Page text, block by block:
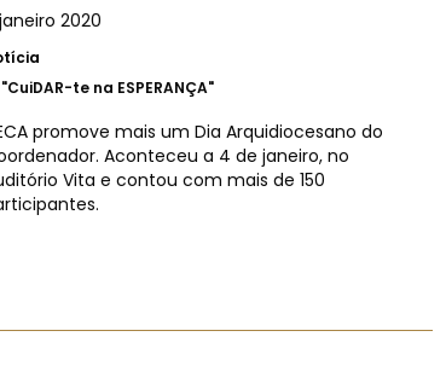
2020
"CuiDAR-te na ESPERANÇA"
promove mais um Dia Arquidiocesano do
Aconteceu a 4 de janeiro, no
Vita e contou com mais de 150